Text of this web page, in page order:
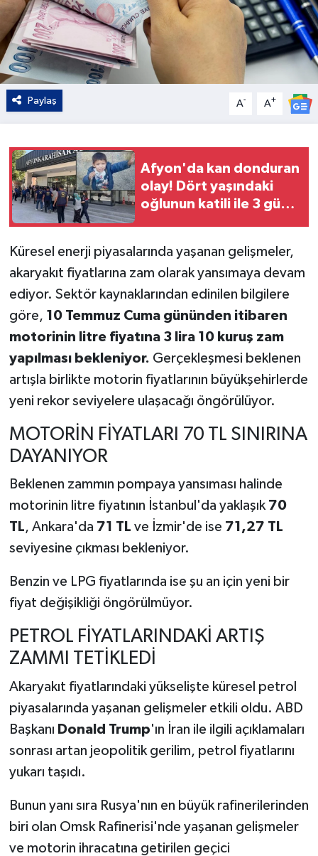
Paylaş A- A+
Afyon'da kan donduran
olay! Dört yaşındaki
oğlunun katili ile 3 gün
Küresel enerji piyasalarında yaşanan gelişmeler,
akaryakıt fiyatlarına zam olarak yansımaya devam
ediyor. Sektör kaynaklarından edinilen bilgilere
göre, 10 Temmuz Cuma gününden itibaren
motorinin litre fiyatına 3 lira 10 kuruş zam
yapılması bekleniyor. Gerçekleşmesi beklenen
artışla birlikte motorin fiyatlarının büyükşehirlerde
yeni rekor seviyelere ulaşacağı öngörülüyor.
MOTORİN FİYATLARI 70 TL SINIRINA
DAYANIYOR
Beklenen zammın pompaya yansıması halinde
motorinin litre fiyatının İstanbul'da yaklaşık 70
TL, Ankara'da 71 TL ve İzmir'de ise 71,27 TL
seviyesine çıkması bekleniyor.
Benzin ve LPG fiyatlarında ise şu an için yeni bir
fiyat değişikliği öngörülmüyor.
PETROL FİYATLARINDAKİ ARTIŞ
ZAMMI TETİKLEDİ
Akaryakıt fiyatlarındaki yükselişte küresel petrol
piyasalarında yaşanan gelişmeler etkili oldu. ABD
Başkanı Donald Trump'ın İran ile ilgili açıklamaları
sonrası artan jeopolitik gerilim, petrol fiyatlarını
yukarı taşıdı.
Bunun yanı sıra Rusya'nın en büyük rafinerilerinden
biri olan Omsk Rafinerisi'nde yaşanan gelişmeler
ve motorin ihracatına getirilen geçici